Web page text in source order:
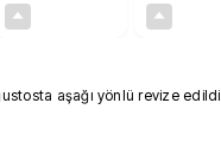
aşağı yönlü revize edildi